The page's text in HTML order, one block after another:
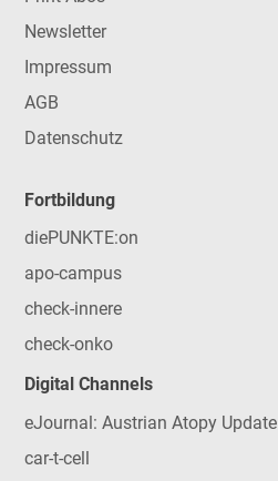
Newsletter
Impressum
AGB
Datenschutz
Fortbildung
diePUNKTE:on
apo-campus
check-innere
check-onko
Digital Channels
eJournal: Austrian Atopy Update
car-t-cell